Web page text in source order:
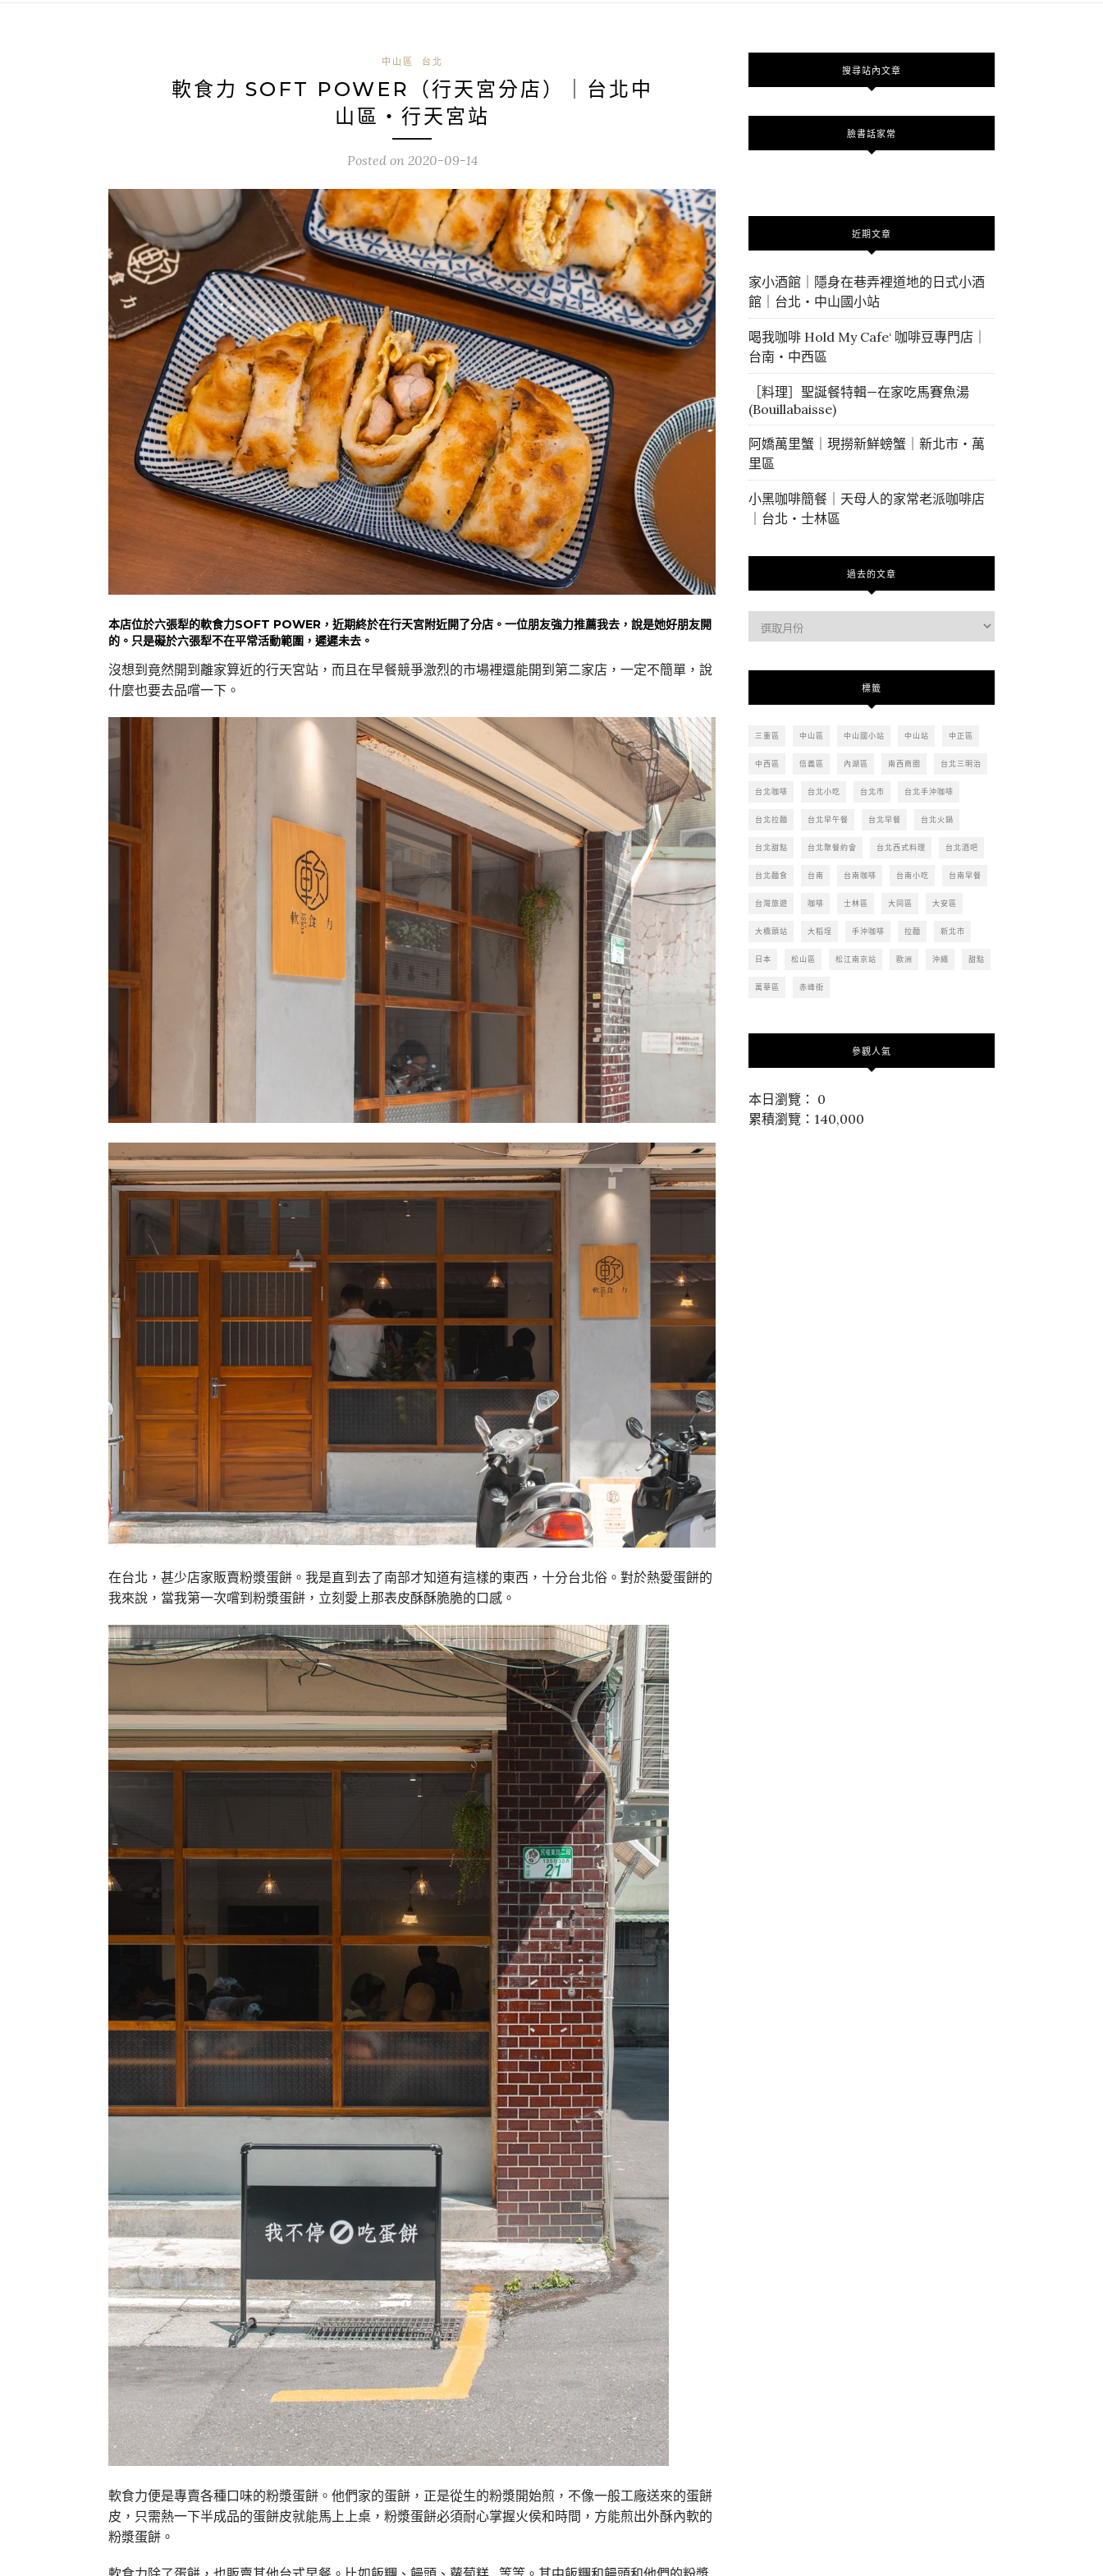
中山區 台北
軟食力 SOFT POWER（行天宮分店）｜台北中
山區・行天宮站
Posted on 2020-09-14
本店位於六張犁的軟食力SOFT POWER，近期終於在行天宮附近開了分店。一位朋友強力推薦我去，說是她好朋友開
的。只是礙於六張犁不在平常活動範圍，遲遲未去。
沒想到竟然開到離家算近的行天宮站，而且在早餐競爭激烈的市場裡還能開到第二家店，一定不簡單，說
什麼也要去品嚐一下。
在台北，甚少店家販賣粉漿蛋餅。我是直到去了南部才知道有這樣的東西，十分台北俗。對於熱愛蛋餅的
我來說，當我第一次嚐到粉漿蛋餅，立刻愛上那表皮酥酥脆脆的口感。
軟食力便是專賣各種口味的粉漿蛋餅。他們家的蛋餅，正是從生的粉漿開始煎，不像一般工廠送來的蛋餅
皮，只需熱一下半成品的蛋餅皮就能馬上上桌，粉漿蛋餅必須耐心掌握火侯和時間，方能煎出外酥內軟的
粉漿蛋餅。
搜尋站內文章
臉書話家常
近期文章
家小酒館｜隱身在巷弄裡道地的日式小酒
館｜台北・中山國小站
喝我咖啡 Hold My Cafe‘ 咖啡豆專門店｜
台南・中西區
［料理］聖誕餐特輯—在家吃馬賽魚湯
(Bouillabaisse)
阿嬌萬里蟹｜現撈新鮮螃蟹｜新北市・萬
里區
小黑咖啡簡餐｜天母人的家常老派咖啡店
｜台北・士林區
過去的文章
去
標籤
三重區 中山區 中山國小站 中山站 中正區
中西區 信義區 內湖區 南西商圈 台北三明治
台北咖啡 台北小吃 台北市 台北手沖咖啡
台北拉麵 台北早午餐 台北早餐 台北火鍋
台北甜點 台北聚餐約會 台北西式料理 台北酒吧
台北麵食 台南 台南咖啡 台南小吃 台南早餐
台灣旅遊 咖啡 士林區 大同區 大安區
大橋頭站 大稻埕 手沖咖啡 拉麵 新北市
日本 松山區 松江南京站 歐洲 沖繩 甜點
萬華區 赤峰街
參觀人氣
本日瀏覽： 0
累積瀏覽：140,000